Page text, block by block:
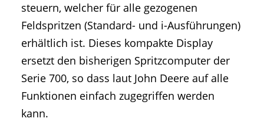
steuern, welcher für alle gezogenen
Feldspritzen (Standard- und i-Ausführungen)
erhältlich ist. Dieses kompakte Display
ersetzt den bisherigen Spritzcomputer der
Serie 700, so dass laut John Deere auf alle
Funktionen einfach zugegriffen werden
kann.